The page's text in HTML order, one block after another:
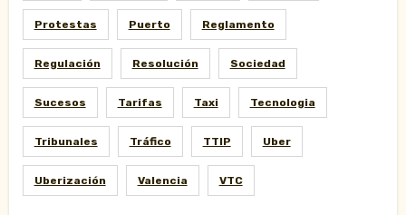
Protestas Puerto Reglamento
Regulación Resolución Sociedad
Sucesos Tarifas Taxi Tecnologia
Tribunales Tráfico TTIP Uber
Uberización Valencia VTC